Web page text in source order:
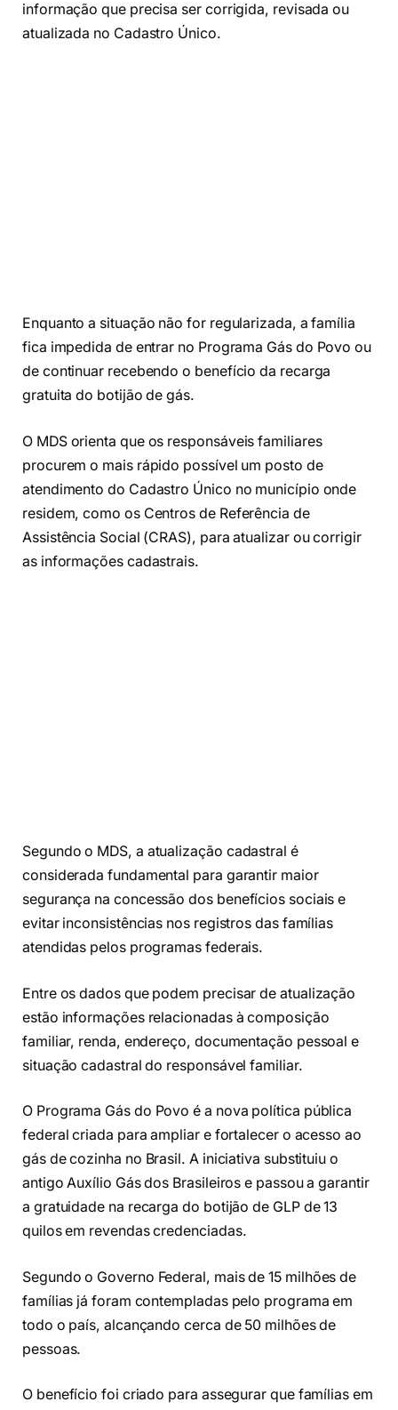
informação que precisa ser corrigida, revisada ou
atualizada no Cadastro Único.
Enquanto a situação não for regularizada, a família
fica impedida de entrar no Programa Gás do Povo ou
de continuar recebendo o benefício da recarga
gratuita do botijão de gás.
O MDS orienta que os responsáveis familiares
procurem o mais rápido possível um posto de
atendimento do Cadastro Único no município onde
residem, como os Centros de Referência de
Assistência Social (CRAS), para atualizar ou corrigir
as informações cadastrais.
Segundo o MDS, a atualização cadastral é
considerada fundamental para garantir maior
segurança na concessão dos benefícios sociais e
evitar inconsistências nos registros das famílias
atendidas pelos programas federais.
Entre os dados que podem precisar de atualização
estão informações relacionadas à composição
familiar, renda, endereço, documentação pessoal e
situação cadastral do responsável familiar.
O Programa Gás do Povo é a nova política pública
federal criada para ampliar e fortalecer o acesso ao
gás de cozinha no Brasil. A iniciativa substituiu o
antigo Auxílio Gás dos Brasileiros e passou a garantir
a gratuidade na recarga do botijão de GLP de 13
quilos em revendas credenciadas.
Segundo o Governo Federal, mais de 15 milhões de
famílias já foram contempladas pelo programa em
todo o país, alcançando cerca de 50 milhões de
pessoas.
O benefício foi criado para assegurar que famílias em